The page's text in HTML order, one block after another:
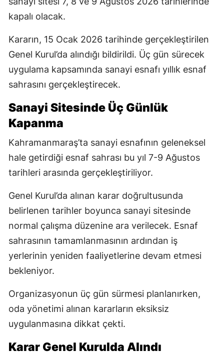
kapalı olacak.
Kararın, 15 Ocak 2026 tarihinde gerçekleştirilen
Genel Kurul’da alındığı bildirildi. Üç gün sürecek
uygulama kapsamında sanayi esnafı yıllık esnaf
sahrasını gerçekleştirecek.
Sanayi Sitesinde Üç Günlük
Kapanma
Kahramanmaraş’ta sanayi esnafının geleneksel
hale getirdiği esnaf sahrası bu yıl 7-9 Ağustos
tarihleri arasında gerçekleştiriliyor.
Genel Kurul’da alınan karar doğrultusunda
belirlenen tarihler boyunca sanayi sitesinde
normal çalışma düzenine ara verilecek. Esnaf
sahrasının tamamlanmasının ardından iş
yerlerinin yeniden faaliyetlerine devam etmesi
bekleniyor.
Organizasyonun üç gün sürmesi planlanırken,
oda yönetimi alınan kararların eksiksiz
uygulanmasına dikkat çekti.
Karar Genel Kurulda Alındı